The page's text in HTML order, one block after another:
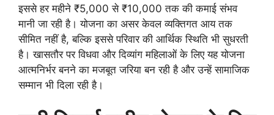
इससे हर महीने ₹5,000 से ₹10,000 तक की कमाई संभव
मानी जा रही है। योजना का असर केवल व्यक्तिगत आय तक
सीमित नहीं है, बल्कि इससे परिवार की आर्थिक स्थिति भी सुधरती
है। खासतौर पर विधवा और दिव्यांग महिलाओं के लिए यह योजना
आत्मनिर्भर बनने का मजबूत जरिया बन रही है और उन्हें सामाजिक
सम्मान भी दिला रही है।